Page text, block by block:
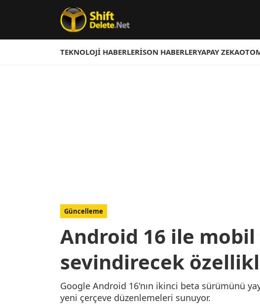
TEKNOLOJI HABERLERISON HABERLERYAPAY ZEKA
Güncelleme
Android 16 ile mobil
sevindirecek
Google Android 16'nın ikinci beta sürümünü
yeni çerçeve düzenlemeleri sunuyor.